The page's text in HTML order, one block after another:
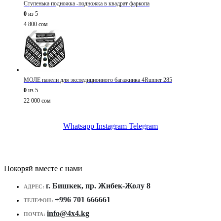
Ступенька подножка -подножка в квадрат фаркопа
0 из 5
4 800 сом
МОЛЕ панели для экспедиционного багажника 4Runner 285
0 из 5
22 000 сом
Whatsapp Instagram Telegram
Покоряй вместе с нами
АДРЕС: г. Бишкек, пр. Жибек-Жолу 8
ТЕЛЕФОН: +996 701 666661
ПОЧТА: info@4x4.kg